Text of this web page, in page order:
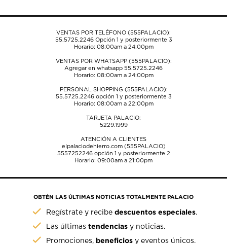
VENTAS POR TELÉFONO (555PALACIO):
55.5725.2246Opción 1 y posteriormente 3
Horario: 08:00am a 24:00pm
VENTAS POR WHATSAPP (555PALACIO):
Agregar en whatsapp 55.5725.2246
Horario: 08:00am a 24:00pm
PERSONAL SHOPPING (555PALACIO):
55.5725.2246opción 1 y posteriormente 3
Horario: 08:00am a 22:00pm
TARJETA PALACIO:
5229.1999
ATENCIÓN A CLIENTES
elpalaciodehierro.com (555PALACIO)
5557252246opción 1 y posteriormente 2
Horario: 09:00am a 21:00pm
OBTÉN LAS ÚLTIMAS NOTICIAS TOTALMENTE PALACIO
Regístrate y recibedescuentos especiales.
Las últimastendencias y noticias.
Promociones, beneficios y eventos únicos.